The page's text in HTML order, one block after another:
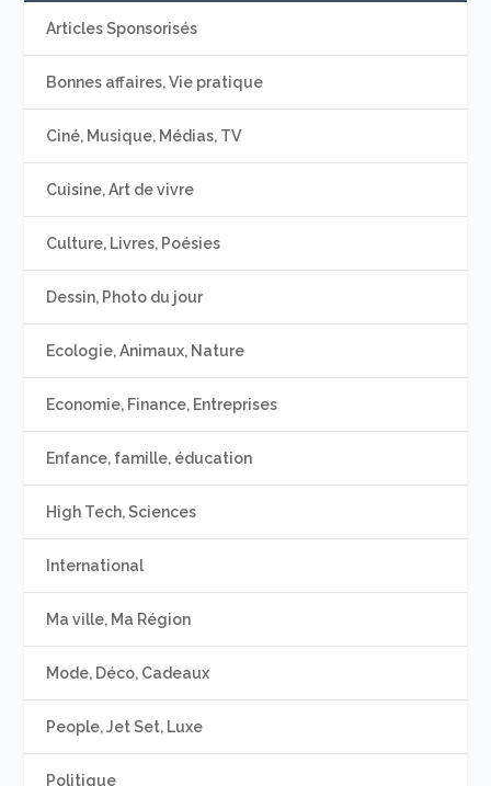
Articles Sponsorisés
Bonnes affaires, Vie pratique
Ciné, Musique, Médias, TV
Cuisine, Art de vivre
Culture, Livres, Poésies
Dessin, Photo du jour
Ecologie, Animaux, Nature
Economie, Finance, Entreprises
Enfance, famille, éducation
High Tech, Sciences
International
Ma ville, Ma Région
Mode, Déco, Cadeaux
People, Jet Set, Luxe
Politique